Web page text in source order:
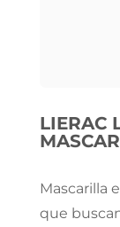
LIERAC
Mascarilla
que